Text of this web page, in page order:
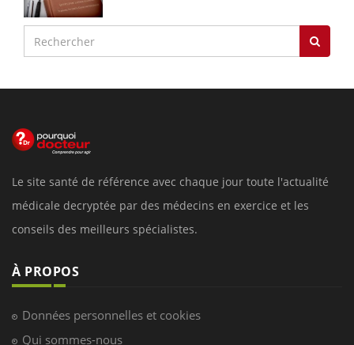
Le site santé de référence avec chaque jour toute l'actualité
médicale decryptée par des médecins en exercice et les
conseils des meilleurs spécialistes.
À PROPOS
Données personnelles et cookies
Qui sommes-nous